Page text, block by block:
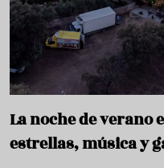
La noche de verano
estrellas, música y